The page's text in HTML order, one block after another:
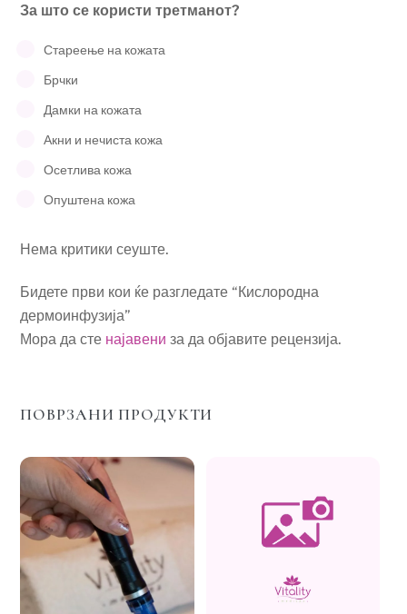
За што се користи третманот?
Стареење на кожата
Брчки
Дамки на кожата
Акни и нечиста кожа
Осетлива кожа
Опуштена кожа
Нема критики сеуште.
Бидете први кои ќе разгледате “Кислородна
дермоинфузија”
Мора да сте најавени за да објавите рецензија.
ПОВРЗАНИ ПРОДУКТИ